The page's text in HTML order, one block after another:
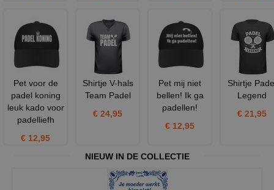
Pet voor de
padel koning
leuk kado voor
padelliefh
€ 12,95
Shirtje V-hals
Team Padel
€ 24,95
Pet mij niet
bellen! Ik ga
padellen!
€ 12,95
Shirtje
Legend
€ 21,95
NIEUW IN DE COLLECTIE